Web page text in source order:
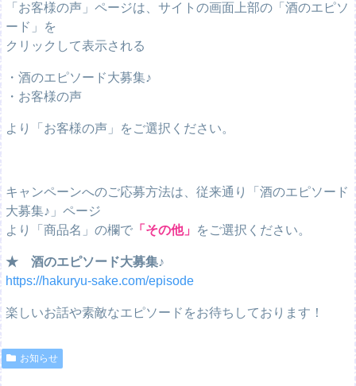
「お客様の声」ページは、サイトの画面上部の「酒のエピソ
ード」を
クリックして表示される
・酒のエピソード大募集♪
・お客様の声
より「お客様の声」をご選択ください。
キャンペーンへのご応募方法は、従来通り「酒のエピソード
大募集♪」ページ
より「商品名」の欄で 「その他」 をご選択ください。
★ 酒のエピソード大募集♪
https://hakuryu-sake.com/episode
楽しいお話や素敵なエピソードをお待ちしております！
お知らせ